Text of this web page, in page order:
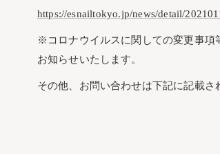
https://esnailtokyo.jp/news/detail/
※コロナウイルスに関しての変更事項
お知らせいたします。
その他、お問い合わせは下記に記載さ